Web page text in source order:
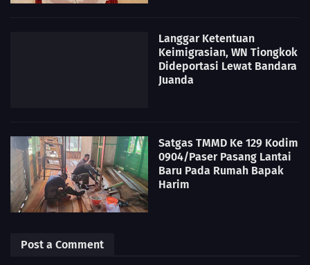
Langgar Ketentuan
Keimigrasian, WN Tiongkok
Dideportasi Lewat Bandara
Juanda
Satgas TMMD Ke 129 Kodim
0904/Paser Pasang Lantai
Baru Pada Rumah Bapak
Harim
Post a Comment